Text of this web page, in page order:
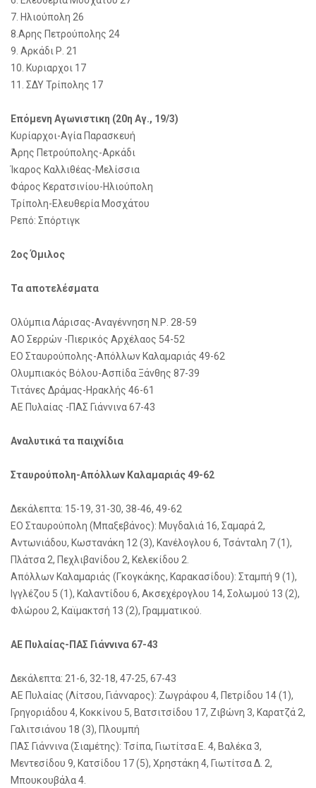
7. Ηλιούπολη 26
8.Αρης Πετρούπολης 24
9. Αρκάδι Ρ. 21
10. Κυριαρχοι 17
11. ΣΔΥ Τρίπολης 17
Επόμενη Αγωνιστικη (20η Αγ., 19/3)
Κυρίαρχοι-Αγία Παρασκευή
Άρης Πετρούπολης-Αρκάδι
Ίκαρος Καλλιθέας-Μελίσσια
Φάρος Κερατσινίου-Ηλιούπολη
Τρίπολη-Ελευθερία Μοσχάτου
Ρεπό: Σπόρτιγκ
2ος Όμιλος
Τα αποτελέσματα
Ολύμπια Λάρισας-Αναγέννηση Ν.Ρ. 28-59
ΑΟ Σερρών -Πιερικός Αρχέλαος 54-52
ΕΟ Σταυρούπολης-Απόλλων Καλαμαριάς 49-62
Ολυμπιακός Βόλου-Ασπίδα Ξάνθης 87-39
Τιτάνες Δράμας-Ηρακλής 46-61
ΑΕ Πυλαίας -ΠΑΣ Γιάννινα 67-43
Αναλυτικά τα παιχνίδια
Σταυρούπολη-Απόλλων Καλαμαριάς 49-62
Δεκάλεπτα: 15-19, 31-30, 38-46, 49-62
ΕΟ Σταυρούπολη (Μπαξεβάνος): Μυγδαλιά 16, Σαμαρά 2,
Αντωνιάδου, Κωστανάκη 12 (3), Κανέλογλου 6, Τσάνταλη 7 (1),
Πλάτσα 2, Πεχλιβανίδου 2, Κελεκίδου 2.
Απόλλων Καλαμαριάς (Γκογκάκης, Καρακασίδου): Σταμπή 9 (1),
Ιγγλέζου 5 (1), Καλαντίδου 6, Ακσεχέρογλου 14, Σολωμού 13 (2),
Φλώρου 2, Καϊμακτσή 13 (2), Γραμματικού.
ΑΕ Πυλαίας-ΠΑΣ Γιάννινα 67-43
Δεκάλεπτα: 21-6, 32-18, 47-25, 67-43
ΑΕ Πυλαίας (Λίτσου, Γιάνναρος): Ζωγράφου 4, Πετρίδου 14 (1),
Γρηγοριάδου 4, Κοκκίνου 5, Βατσιτσίδου 17, Ζιβώνη 3, Καρατζά 2,
Γαλιτσιάνου 18 (3), Πλουμπή
ΠΑΣ Γιάννινα (Σιαμέτης): Τσίπα, Γιωτίτσα Ε. 4, Βαλέκα 3,
Μεντεσίδου 9, Κατσίδου 17 (5), Χρηστάκη 4, Γιωτίτσα Δ. 2,
Μπουκουβάλα 4.